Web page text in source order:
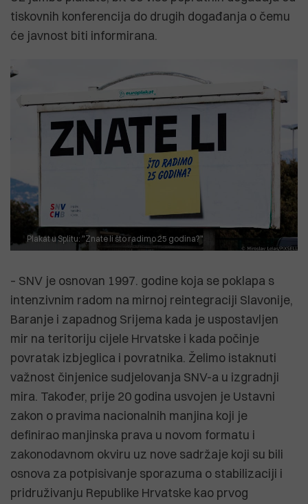
tiskovnih konferencija do drugih događanja o čemu
će javnost biti informirana.
Plakat u Splitu: "Znate li što radimo 25 godina?"
– SNV je osnovan 1997. godine koja se poklapa s
intenzivnim radom na mirnoj reintegraciji Slavonije,
Baranje i zapadnog Srijema kada je uspostavljen
mir na teritoriju cijele Hrvatske i kada počinje
povratak izbjeglica i povratnika. Želimo istaknuti
važnost činjenice sudjelovanja SNV-a u izgradnji
mira. Također, prije 20 godina usvojen je Ustavni
zakon o pravima nacionalnih manjina koji je
definirao manjinska prava u novom formatu i
zakonodavnom okviru uz nove sadržaje koji su bili
osnova za potpisivanje sporazuma o stabilizaciji i
pridruživanju Republike Hrvatske kao prvog